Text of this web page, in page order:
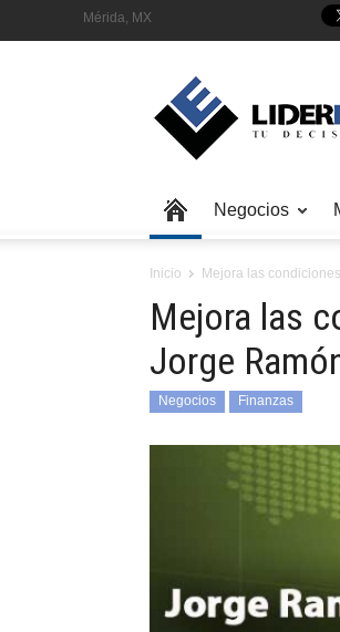
Mérida, MX
Negocios
Inicio Mejora las
Mejora las
Jorge
Negocios Finanzas